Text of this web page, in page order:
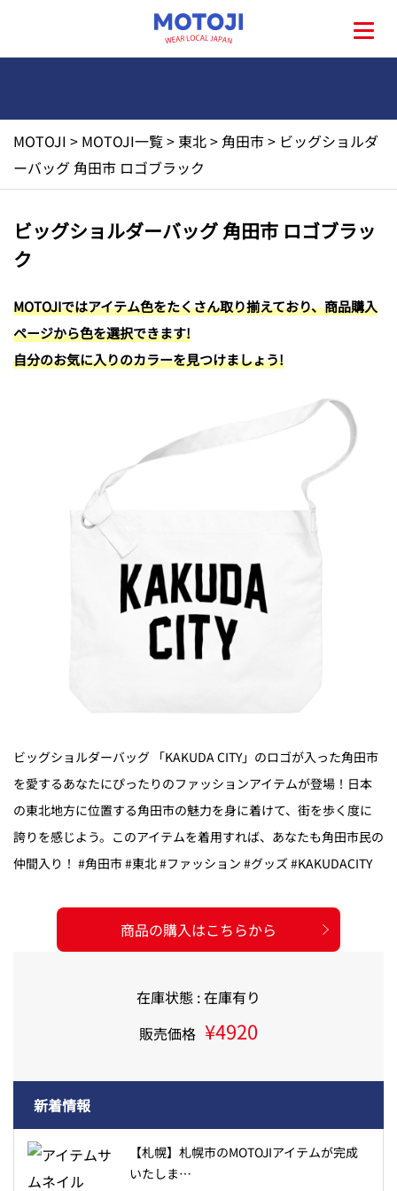
HOME
お問い合わせ
MOTOJI > MOTOJI一覧> 東北> 角田市> ビッグショルダ
ーバッグ 角田市 ロゴブラック
新着情報
【札幌】札幌市のMOTOJIアイテムが完成
いたしま…
ビッグショルダーバッグ 角田市 ロゴブラッ
ク
MOTOJIではアイテム色をたくさん取り揃えており、商品購入
ページから色を選択できます!
自分のお気に入りのカラーを見つけましょう!
ビッグショルダーバッグ 「KAKUDA CITY」のロゴが入った角田市
を愛するあなたにぴったりのファッションアイテムが登場！日本
の東北地方に位置する角田市の魅力を身に着けて、街を歩く度に
誇りを感じよう。このアイテムを着用すれば、あなたも角田市民の
仲間入り！ #角田市 #東北 #ファッション #グッズ #KAKUDACITY
商品の購入はこちらから
在庫状態 : 在庫有り
販売価格 ¥4920